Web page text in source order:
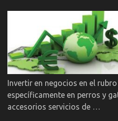
Invertir en negocios en el
específicamente en perros y
accesorios servicios de …